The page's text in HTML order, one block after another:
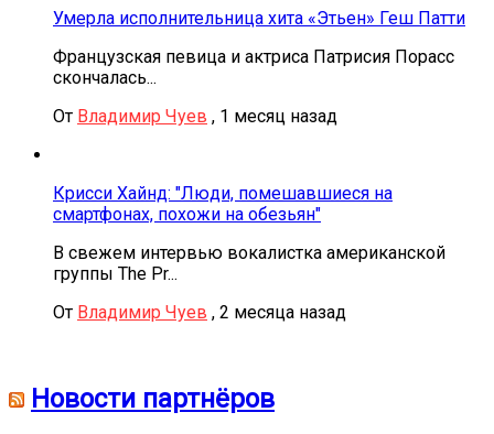
Умерла исполнительница хита «Этьен» Геш Патти
Французская певица и актриса Патрисия Порасс
скончалась...
От Владимир Чуев , 1 месяц назад
Крисси Хайнд: "Люди, помешавшиеся на
смартфонах, похожи на обезьян"
В свежем интервью вокалистка американской
группы The Pr...
От Владимир Чуев , 2 месяца назад
Новости партнёров